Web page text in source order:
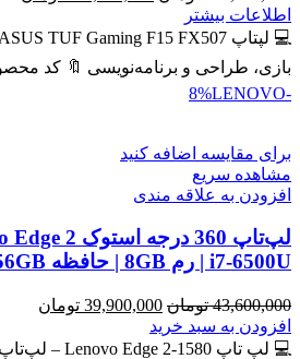
204,000,000 تومان
اطلاعات بیشتر
بازی، طراحی و برنامه‌نویسی 🔖 کد محصول:
-8%
LENOVO
برای مقایسه اضافه کنید
مشاهده سریع
افزودن به علاقه مندی
i7-6500U | رم 8GB | حافظه SSD 256GB لمسی
43,600,000 تومان قیمت
اصلی
43,600,000 تومان
39,900,000 تومان
افزودن به سبد خرید